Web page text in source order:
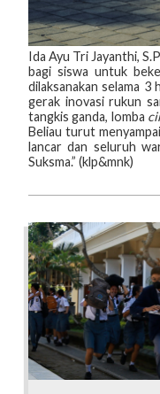
Ida Ayu Tri Jayanthi,
bagi siswa untuk
dilaksanakan selama
gerak inovasi rukun
tangkis ganda, lomba
Beliau turut
lancar dan seluruh
Suksma.” (klp&mnk)